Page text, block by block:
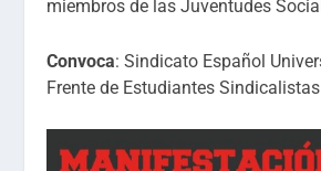
miembros de las Juventudes
Convoca: Sindicato Español
Frente de Estudiantes Sindicalistas